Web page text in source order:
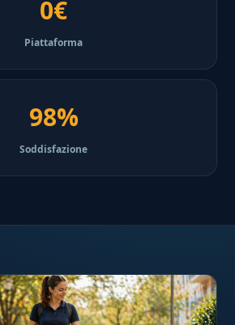
0€
Piattaforma
98%
Soddisfazione